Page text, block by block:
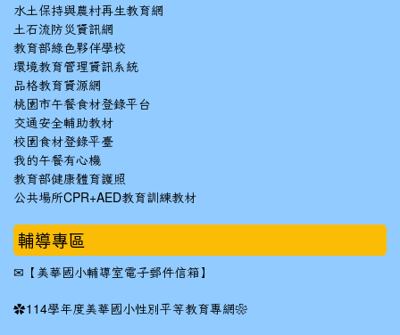
水土保持與農村再生教育網
土石流防災資訊網
教育部綠色夥伴學校
環境教育管理資訊系統
品格教育資源網
桃園市午餐食材登錄平台
交通安全輔助教材
校園食材登錄平臺
我的午餐有心機
教育部健康體育護照
公共場所CPR+AED教育訓練教材
輔導專區
✉ 【美華國小輔導室電子郵件信箱】
✿114學年度美華國小性別平等教育專網❀